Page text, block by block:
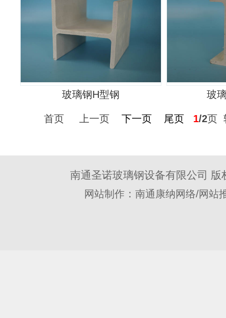
玻璃钢H型钢 玻
首页 上一页 下一页 尾页 1/2页
南通圣诺玻璃钢设备有限公司 版
网站制作： 南通康纳网络/网站